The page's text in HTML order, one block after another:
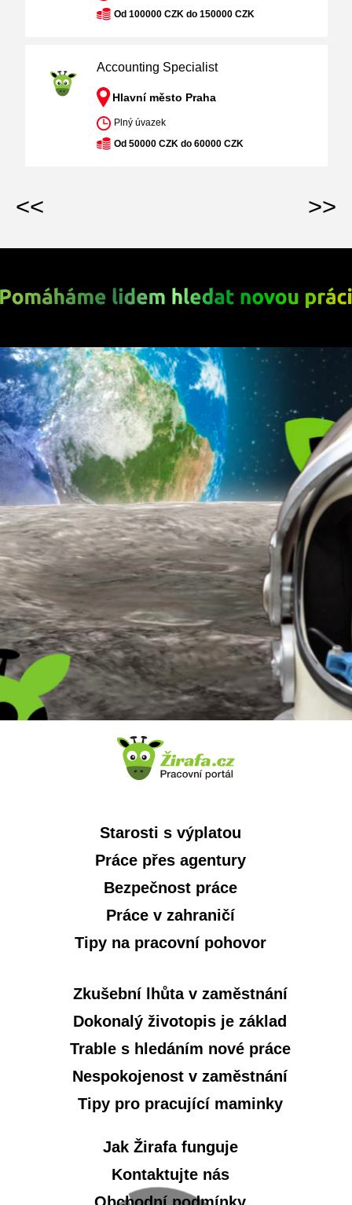
Od 100000 CZK do 150000 CZK
Accounting Specialist
Hlavní město Praha
Plný úvazek
Od 50000 CZK do 60000 CZK
<< >>
Starosti s výplatou
Práce přes agentury
Bezpečnost práce
Práce v zahraničí
Tipy na pracovní pohovor
Zkušební lhůta v zaměstnání
Dokonalý životopis je základ
Trable s hledáním nové práce
Nespokojenost v zaměstnání
Tipy pro pracující maminky
Jak Žirafa funguje
Kontaktujte nás